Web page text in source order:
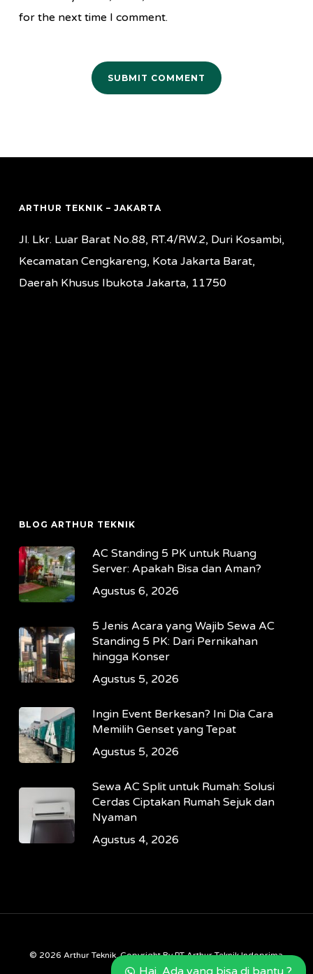
for the next time I comment.
ARTHUR TEKNIK – JAKARTA
Jl. Lkr. Luar Barat No.88, RT.4/RW.2, Duri Kosambi,
Kecamatan Cengkareng, Kota Jakarta Barat,
Daerah Khusus Ibukota Jakarta, 11750
BLOG ARTHUR TEKNIK
AC Standing 5 PK untuk Ruang
Server: Apakah Bisa dan Aman?
Agustus 6, 2026
5 Jenis Acara yang Wajib Sewa AC
Standing 5 PK: Dari Pernikahan
hingga Konser
Agustus 5, 2026
Ingin Event Berkesan? Ini Dia Cara
Memilih Genset yang Tepat
Agustus 5, 2026
Sewa AC Split untuk Rumah: Solusi
Cerdas Ciptakan Rumah Sejuk dan
Nyaman
Agustus 4, 2026
© 2026 Arthur Teknik. Copyright By PT Arthur Teknik Indoprima
Hai, Ada yang bisa di bantu ?